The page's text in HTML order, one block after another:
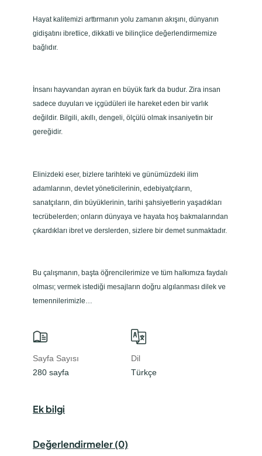
K
e
n
n
i
a
d
Hayat kalitemizi arttırmanın yolu zamanın akışını, dünyanın
gidişatını ibretlice, dikkatli ve bilinçlice değerlendirmemize
bağlıdır.
İnsanı hayvandan ayıran en büyük fark da budur. Zira insan
sadece duyuları ve içgüdüleri ile hareket eden bir varlık
değildir. Bilgili, akıllı, dengeli, ölçülü olmak insaniyetin bir
gereğidir.
Elinizdeki eser, bizlere tarihteki ve günümüzdeki ilim
adamlarının, devlet yöneticilerinin, edebiyatçıların,
sanatçıların, din büyüklerinin, tarihi şahsiyetlerin yaşadıkları
tecrübelerden; onların dünyaya ve hayata hoş bakmalarından
çıkardıkları ibret ve derslerden, sizlere bir demet sunmaktadır.
Bu çalışmanın, başta öğrencilerimize ve tüm halkımıza faydalı
olması; vermek istediği mesajların doğru algılanması dilek ve
temennilerimizle…
Sayfa Sayısı
280 sayfa
Dil
Türkçe
Ek bilgi
Değerlendirmeler (0)